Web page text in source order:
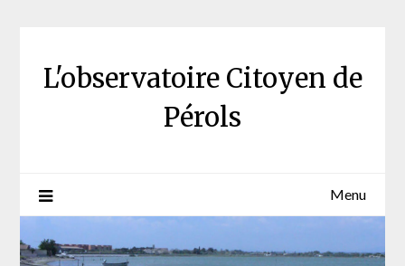
L'observatoire Citoyen de
Pérols
Menu